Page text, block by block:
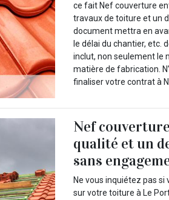
ce fait Nef couverture
travaux de toiture et un
document mettra en
le délai du chantier, etc.
inclut, non seulement le
matière de fabrication.
finaliser votre contrat à
Nef
qualité et un
sans
Ne vous inquiétez pas si
sur votre toiture à Le